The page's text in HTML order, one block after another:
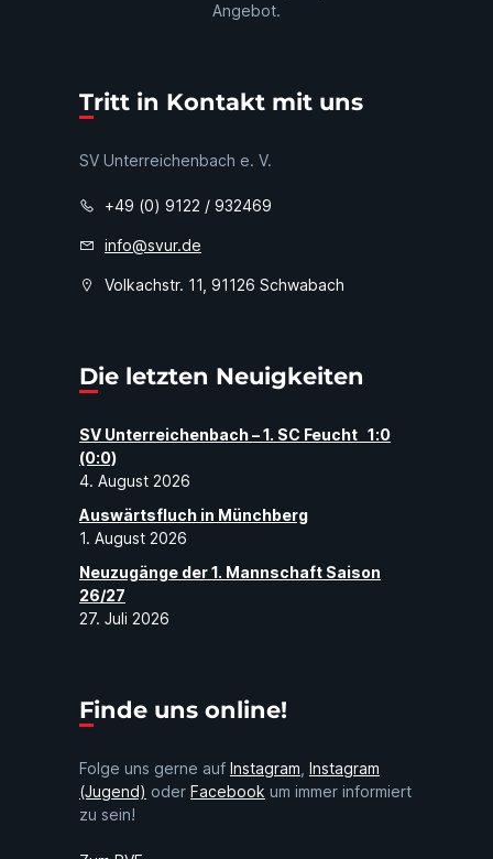
Angebot.
Tritt in Kontakt mit uns
SV Unterreichenbach e. V.
+49 (0) 9122 / 932469
info@svur.de
Volkachstr. 11, 91126 Schwabach
Die letzten Neuigkeiten
SV Unterreichenbach – 1. SC Feucht 1:0
(0:0)
4. August 2026
Auswärtsfluch in Münchberg
1. August 2026
Neuzugänge der 1. Mannschaft Saison
26/27
27. Juli 2026
Finde uns online!
Folge uns gerne auf Instagram, Instagram
(Jugend) oder Facebook um immer informiert
zu sein!